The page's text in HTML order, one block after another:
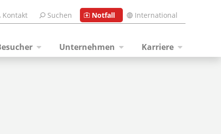
Kontakt Suchen Notfall International
Unternehmen Karriere